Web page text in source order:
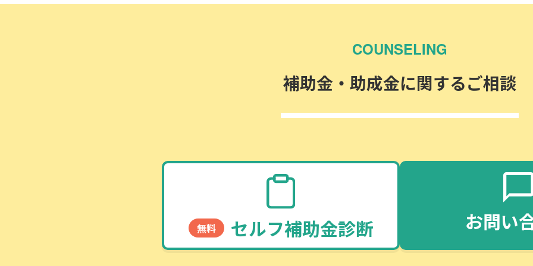
COUNSELING
補助金・助成金に関するご相談
無料 セルフ補助金診断 お問い